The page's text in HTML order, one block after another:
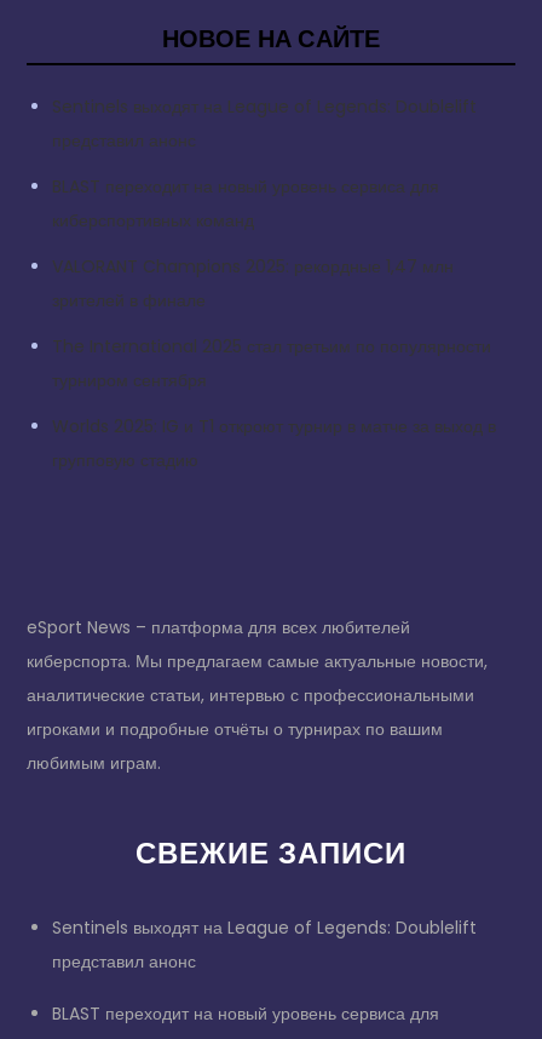
НОВОЕ НА САЙТЕ
Sentinels выходят на League of Legends: Doublelift
представил анонс
BLAST переходит на новый уровень сервиса для
киберспортивных команд
VALORANT Champions 2025: рекордные 1,47 млн
зрителей в финале
The International 2025 стал третьим по популярности
турниром сентября
Worlds 2025: IG и T1 откроют турнир в матче за выход в
групповую стадию
eSport News – платформа для всех любителей
киберспорта. Мы предлагаем самые актуальные новости,
аналитические статьи, интервью с профессиональными
игроками и подробные отчёты о турнирах по вашим
любимым играм.
СВЕЖИЕ ЗАПИСИ
Sentinels выходят на League of Legends: Doublelift
представил анонс
BLAST переходит на новый уровень сервиса для